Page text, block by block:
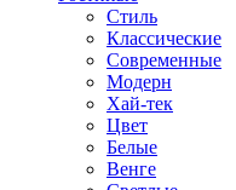
Стиль
Классические
Современные
Модерн
Хай-тек
Цвет
Белые
Венге